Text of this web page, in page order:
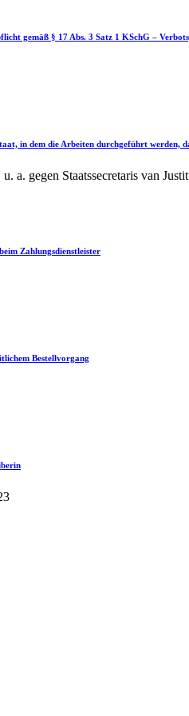
gemäß § 17 Abs. 3 Satz 1 KSchG –
in dem die Arbeiten durchgeführt werden,
a. gegen Staatssecretaris van
Zahlungsdienstleister
Bestellvorgang